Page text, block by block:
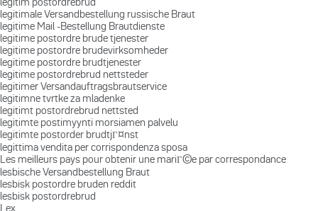
legitimale Versandbestellung russische Braut
legitime Mail -Bestellung Brautdienste
legitime postordre brude tjenester
legitime postordre brudevirksomheder
legitime postordre brudtjenester
legitime postordrebrud nettsteder
legitimer Versandauftragsbrautservice
legitimne tvrtke za mladenke
legitimt postordrebrud nettsted
legitimte postimyynti morsiamen palvelu
legitimte postorder brudtjГ¤nst
legittima vendita per corrispondenza sposa
Les meilleurs pays pour obtenir une mariГ©e par correspondance
lesbische Versandbestellung Braut
lesbisk postordre bruden reddit
lesbisk postordrebrud
Lex